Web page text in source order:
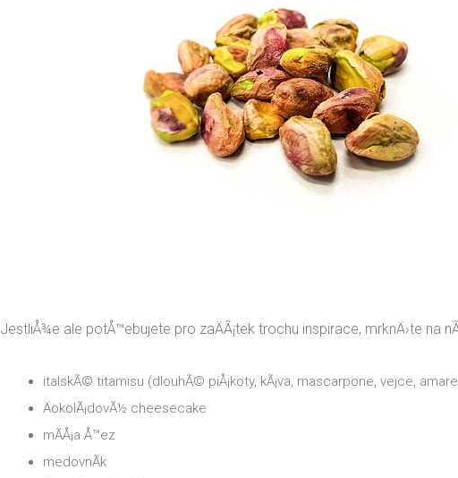
JestliÅ¾e ale potÅ™ebujete pro zaÄÃ¡tek trochu inspirace, mrknÄ›te na
italskÃ© titamisu (dlouhÃ© piÅ¡koty, kÃ¡va, mascarpone, vejce,
ÄokolÃ¡dovÃ½ cheesecake
mÃ­Å¡a Å™ez
medovnÃ­k